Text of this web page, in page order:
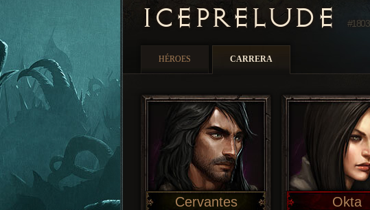
ICEPRELUDE #1803
HÉROES CARRERA
Cervantes Okta